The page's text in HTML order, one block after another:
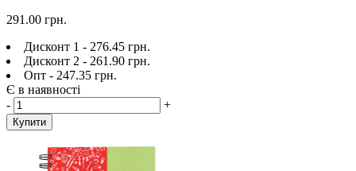
291.00 грн.
Дисконт 1 - 276.45 грн.
Дисконт 2 - 261.90 грн.
Опт - 247.35 грн.
Є в наявності
-
+
Купити